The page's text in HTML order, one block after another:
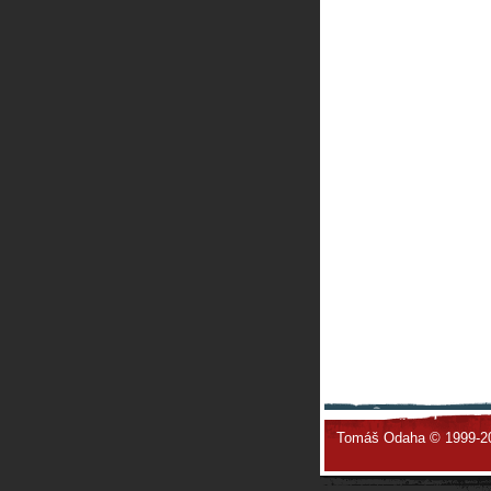
Tomáš Odaha © 1999-